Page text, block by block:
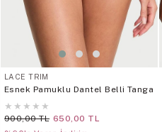
LACE TRIM
Esnek Pamuklu Dantel Belli Tanga
★ ★ ★ ★ ★
900,00 TL 650,00 TL